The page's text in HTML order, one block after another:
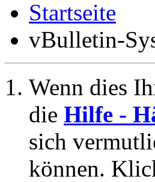
vBulletin-
Wenn dies
die Hilfe -
sich
können.